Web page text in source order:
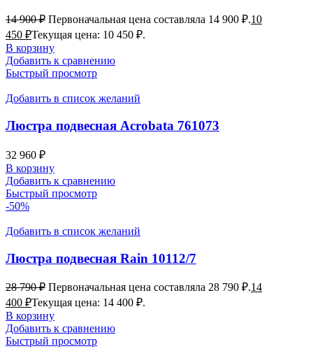
14 900₽ Первоначальная цена составляла 14 900 ₽.10
450 ₽Текущая цена: 10 450 ₽.
В корзину
Добавить к сравнению
Быстрый просмотр
Добавить в список желаний
Люстра подвесная Acrobata 761073
32 960 ₽
В корзину
Добавить к сравнению
Быстрый просмотр
-50%
Добавить в список желаний
Люстра подвесная Rain 10112/7
28 790₽ Первоначальная цена составляла 28 790 ₽.14
400 ₽Текущая цена: 14 400 ₽.
В корзину
Добавить к сравнению
Быстрый просмотр